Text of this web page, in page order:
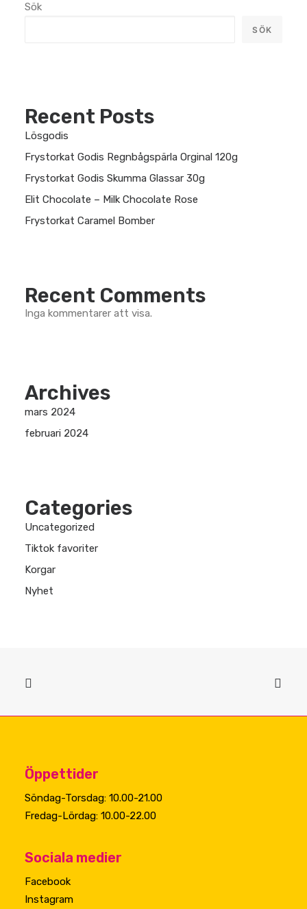
Sök
SÖK
Recent Posts
Lösgodis
Frystorkat Godis Regnbågspärla Orginal 120g
Frystorkat Godis Skumma Glassar 30g
Elit Chocolate – Milk Chocolate Rose
Frystorkat Caramel Bomber
Recent Comments
Inga kommentarer att visa.
Archives
mars 2024
februari 2024
Categories
Uncategorized
Tiktok favoriter
Korgar
Nyhet
Öppettider
Söndag-Torsdag: 10.00-21.00
Fredag-Lördag: 10.00-22.00
Sociala medier
Facebook
Instagram